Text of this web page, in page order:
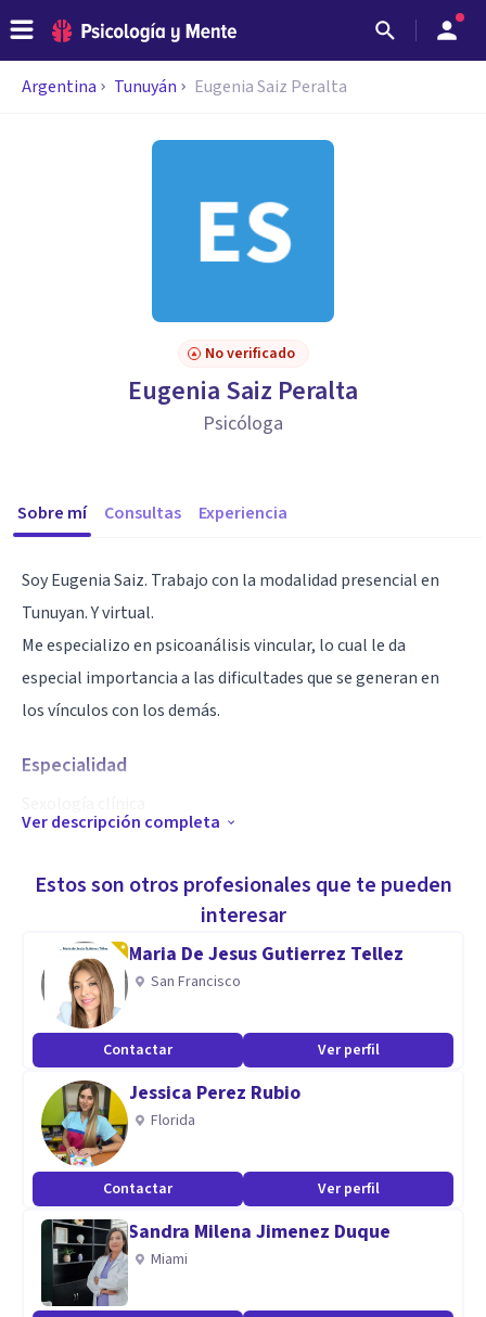
Argentina Tunuyán Eugenia Saiz Peralta
No verificado
Eugenia Saiz Peralta
Psicóloga
Sobre mí Consultas Experiencia
Soy Eugenia Saiz. Trabajo con la modalidad presencial en
Tunuyan. Y virtual.
Me especializo en psicoanálisis vincular, lo cual le da
especial importancia a las dificultades que se generan en
los vínculos con los demás.
Especialidad
Enfoque vincular y grupal para personas que trabajan en
Aptitudes
Terapia individual
Parejas
Grupos
Familias
Ver descripción completa
Estos son otros profesionales que te pueden
interesar
Maria De Jesus Gutierrez Tellez
San Francisco
Contactar Ver perfil
Jessica Perez Rubio
Florida
Contactar Ver perfil
Sandra Milena Jimenez Duque
Miami